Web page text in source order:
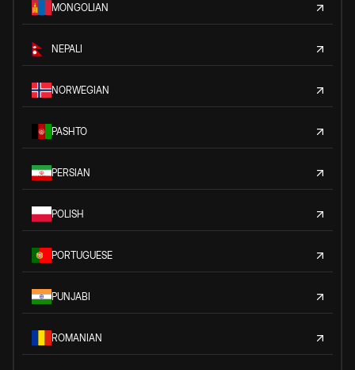
MONGOLIAN
NEPALI
NORWEGIAN
PASHTO
PERSIAN
POLISH
PORTUGUESE
PUNJABI
ROMANIAN